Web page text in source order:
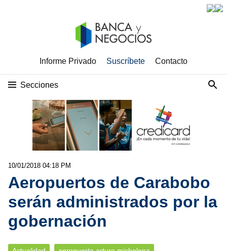
Informe Privado Suscríbete Contacto
Secciones
10/01/2018 04:18 PM
Aeropuertos de Carabobo
serán administrados por la
gobernación